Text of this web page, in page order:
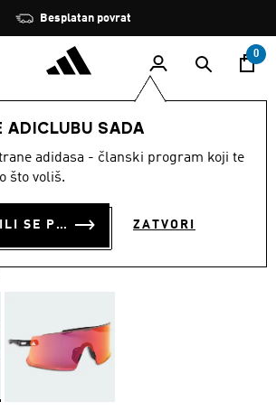
Zaustavi
rotaciju
Besplatan povrat
0
ADICLUBU SADA
adidasa - članski program koji te
što voliš.
PRIJAVI SE ILI SE PRIDRUŽI SADA ZATVORI
BLACK